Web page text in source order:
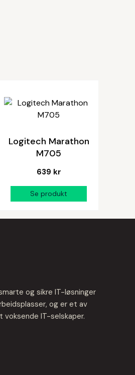
Logitech Marathon
M705
639 kr
og sikre IT-løsninger
og er et av
voksende IT-selskaper.